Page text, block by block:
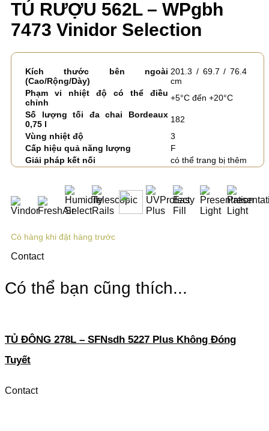
TỦ RƯỢU 562L – WPgbh
7473 Vinidor Selection
Kích thước bên ngoài
(Cao/Rộng/Dày)
201.3 / 69.7 / 76.4
cm
Phạm vi nhiệt độ có thể điều
chỉnh
+5°C đến +20°C
Số lượng tối đa chai Bordeaux
0,75 l
182
Vùng nhiệt độ
3
Cấp hiệu quả năng lượng
F
Giải pháp kết nối
có thể trang bị thêm
Có hàng khi đặt hàng trước
Contact
Có thể bạn cũng thích...
TỦ ĐÔNG 278L – SFNsdh 5227 Plus Không Đóng
Tuyết
Contact